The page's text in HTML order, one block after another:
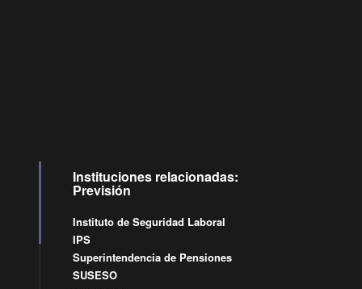
Instituciones relacionadas:
Previsión
Instituto de Seguridad Laboral
IPS
Superintendencia de Pensiones
SUSESO